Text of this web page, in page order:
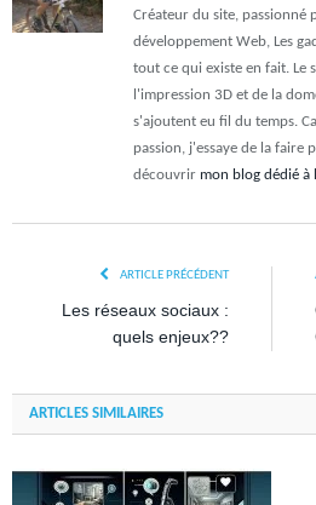
Créateur du site, passionné
développement Web, Les
tout ce qui existe en fait. Le
l'impression 3D et de la
s'ajoutent eu fil du temps.
passion, j'essaye de la faire
découvrir mon blog dédié à
ARTICLE PRÉCÉDENT
Les réseaux sociaux :
quels enjeux??
ARTICLES SIMILAIRES